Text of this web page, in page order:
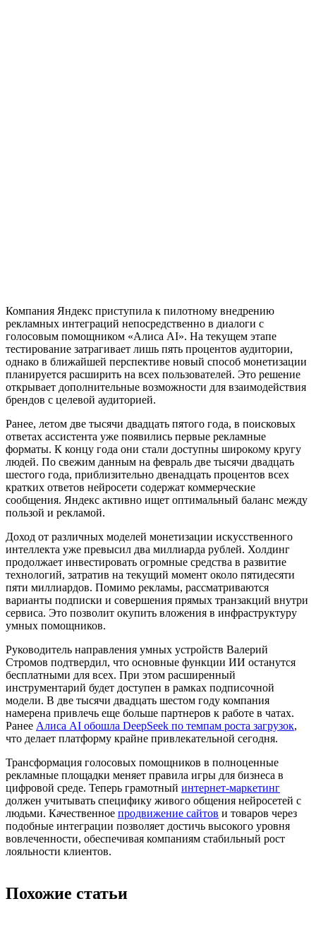
Компания Яндекс приступила к пилотному внедрению
рекламных интеграций непосредственно в диалоги с
голосовым помощником «Алиса AI». На текущем этапе
тестирование затрагивает лишь пять процентов аудитории,
однако в ближайшей перспективе новый способ монетизации
планируется расширить на всех пользователей. Это решение
открывает дополнительные возможности для взаимодействия
брендов с целевой аудиторией.
Ранее, летом две тысячи двадцать пятого года, в поисковых
ответах ассистента уже появились первые рекламные
форматы. К концу года они стали доступны широкому кругу
людей. По свежим данным на февраль две тысячи двадцать
шестого года, приблизительно двенадцать процентов всех
кратких ответов нейросети содержат коммерческие
сообщения. Яндекс активно ищет оптимальный баланс между
пользой и рекламой.
Доход от различных моделей монетизации искусственного
интеллекта уже превысил два миллиарда рублей. Холдинг
продолжает инвестировать огромные средства в развитие
технологий, затратив на текущий момент около пятидесяти
пяти миллиардов. Помимо рекламы, рассматриваются
варианты подписки и совершения прямых транзакций внутри
сервиса. Это позволит окупить вложения в инфраструктуру
умных помощников.
Руководитель направления умных устройств Валерий
Стромов подтвердил, что основные функции ИИ останутся
бесплатными для всех. При этом расширенный
инструментарий будет доступен в рамках подписочной
модели. В две тысячи двадцать шестом году компания
намерена привлечь еще больше партнеров к работе в чатах.
Ранее Алиса AI обошла DeepSeek по темпам роста загрузок,
что делает платформу крайне привлекательной сегодня.
Трансформация голосовых помощников в полноценные
рекламные площадки меняет правила игры для бизнеса в
цифровой среде. Теперь грамотный интернет-маркетинг
должен учитывать специфику живого общения нейросетей с
людьми. Качественное продвижение сайтов и товаров через
подобные интеграции позволяет достичь высокого уровня
вовлеченности, обеспечивая компаниям стабильный рост
лояльности клиентов.
Похожие статьи